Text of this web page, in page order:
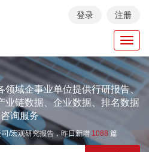
登录 注册
域企事业单位提供行研报告、
业链数据、企业数据、排名数据
询服务
/宏观研究报告，昨日新增 1088 篇